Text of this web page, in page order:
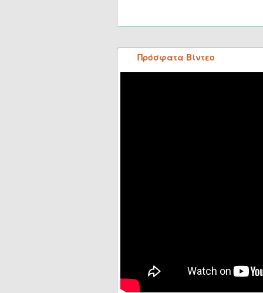
Πρόσφατα Βίντεο